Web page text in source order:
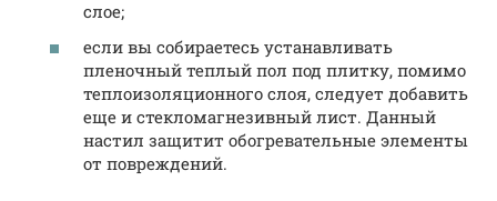
слое;
если вы собираетесь устанавливать
пленочный теплый пол под плитку, помимо
теплоизоляционного слоя, следует добавить
еще и стекломагнезивный лист. Данный
настил защитит обогревательные элементы
от повреждений.